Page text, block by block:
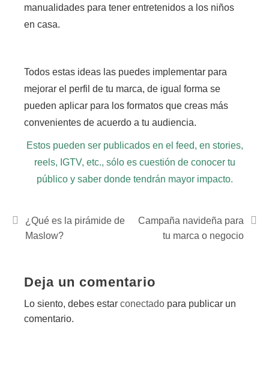
manualidades para tener entretenidos a los niños
en casa.
Todos estas ideas las puedes implementar para
mejorar el perfil de tu marca, de igual forma se
pueden aplicar para los formatos que creas más
convenientes de acuerdo a tu audiencia.
Estos pueden ser publicados en el feed, en stories,
reels, IGTV, etc., sólo es cuestión de conocer tu
público y saber donde tendrán mayor impacto.
¿Qué es la pirámide de
Maslow?
Campaña navideña para
tu marca o negocio
Deja un comentario
Lo siento, debes estar conectado para publicar un
comentario.